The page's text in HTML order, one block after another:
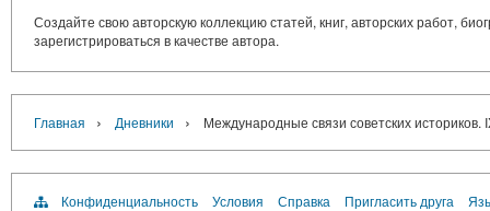
Создайте свою авторскую коллекцию статей, книг, авторских работ,
зарегистрироваться в качестве автора.
Главная › Дневники › Международные связи советских
Конфиденциальность Условия Справка Пригласить друга